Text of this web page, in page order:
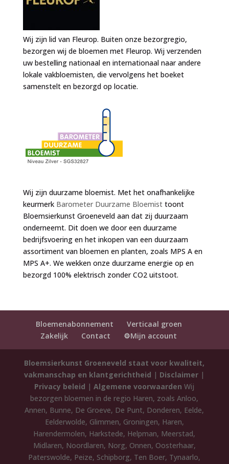
Wij zijn lid van Fleurop. Buiten onze bezorgregio,
bezorgen wij de bloemen met Fleurop. Wij verzenden
uw bestelling nationaal en internationaal naar andere
lokale vakbloemisten, die vervolgens het boeket
samenstelt en bezorgd op locatie.
Wij zijn duurzame bloemist. Met het onafhankelijke
keurmerk Barometer Duurzame Bloemisttoont
Bloemsierkunst Groeneveld aan dat zij duurzaam
onderneemt. Dit doen we door een duurzame
bedrijfsvoering en het inkopen van een duurzaam
assortiment van bloemen en planten, zoals MPS A en
MPS A+. We wekken onze duurzame energie op en
bezorgd 100% elektrisch zonder CO2 uitstoot.
Bloemenabonnement
Verticaal groen
Zakelijk
Contact ⚙️Mijn account
Bloemsierkunst Groeneveld staat voor kwaliteit,
vakmanschap en klantgerichtheid | Disclaimer |
Privacy beleid |Algemene voorwaarden Wij
bezorgen bloemen in de regio Haren, zoals Anloo,
Annen, Bunne, De Groeve, De Punt, Donderen, Eelde,
Eelderwolde, Glimmen, Groningen, Haren,
Harendermolen, Harkstede, Helpman, Meerstad,
Midlaren, Noordlaren, Norg, Onnen, Oosterhaar,
Paterswolde, Peize, Schipborg, Ten Boer, Tynaarlo,